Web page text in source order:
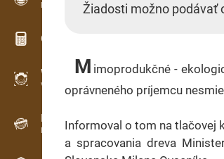
Plans de débit
Calculateurs pour le bois
WoodProfi
Volume de bois avec IA
Enregistreur
Inventaire du bois sur le terrain
Žiadosti možno podávať
M imoprodukčné -
oprávneného príjemcu
Informoval o tom na tlačovej
a spracovania dreva